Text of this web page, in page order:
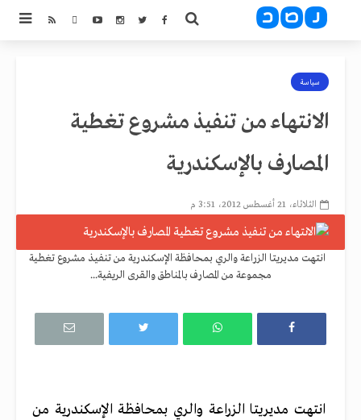
سياسة
الانتهاء من تنفيذ مشروع تغطية
المصارف بالإسكندرية
الثلاثاء، 21 أغسطس 2012، 3:51 م
انتهت مديريتا الزراعة والري بمحافظة الإسكندرية من تنفيذ مشروع تغطية
مجموعة من المصارف بالمناطق والقرى الريفية...
انتهت مديريتا الزراعة والري بمحافظة الإسكندرية من